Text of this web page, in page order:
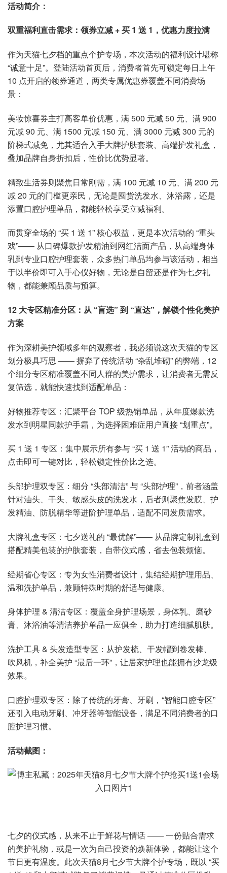
活动简介：
双重福利直击需求：领券立减 + 买 1 送 1，优惠力度拉满
作为天猫七夕档的重点个护专场，本次活动的福利设计堪称
“诚意十足”。登陆活动首页后，消费者首先可锁定每日上午
10 点开启的领券通道，两类专属优惠券覆盖不同消费场
景：
美妆惊喜券主打高客单价优惠，满 500 元减 50 元、满 900
元减 90 元、满 1500 元减 150 元、满 3000 元减 300 元的
阶梯式减免，尤其适合入手大牌护肤套装、高端护发礼盒，
叠加品牌自身折扣后，性价比优势显著。
精致生活券则聚焦日常刚需，满 100 元减 10 元、满 200 元
减 20 元的门槛更亲民，无论是囤货洗发水、沐浴露，还是
添置口腔护理单品，都能轻松享受立减福利。
而贯穿全场的 “买 1 送 1” 核心权益，更是本次活动的 “重头
戏”—— 从口碑爆款护发精油到网红洁面产品，从高端身体
乳到专业口腔护理套装，众多热门单品均参与该活动，相当
于以半价即可入手心仪好物，无论是自留还是作为七夕礼
物，都能兼顾品质与预算。
12 大专区精准分区：从 “盲选” 到 “直达”，解锁个性化美护
方案
作为深耕美护领域多年的观察者，我必须说这次天猫的专区
划分极具巧思 —— 摒弃了传统活动 “杂乱堆砌” 的弊端，12
个细分专区精准覆盖不同人群的美护需求，让消费者无需反
复筛选，就能快速找到适配单品：
好物推荐专区：汇聚平台 TOP 级热销单品，从年度爆款洗
发水到明星同款护手霜，为选择困难症用户直接 “划重点”。
买 1 送 1 专区：集中展示所有参与 “买 1 送 1” 活动的商品，
点击即可一键对比，轻松锁定性价比之选。
头部护理双专区：细分 “头部清洁” 与 “头部护理”，前者涵盖
针对油头、干头、敏感头皮的洗发水，后者则聚焦发膜、护
发精油、防脱精华等进阶护理单品，适配不同发质需求。
大牌礼盒专区：七夕送礼的 “最优解”—— 从品牌定制礼盒到
搭配精美包装的护肤套装，自带仪式感，省去包装烦恼。
经期省心专区：专为女性消费者设计，集结经期护理用品、
温和洗护单品，兼顾特殊时期的舒适与健康。
身体护理 & 清洁专区：覆盖全身护理场景，身体乳、磨砂
膏、沐浴油等清洁养护单品一应俱全，助力打造细腻肌肤。
洗护工具 & 头发造型专区：从护发梳、干发帽到卷发棒、
吹风机，补全美护 “最后一环”，让居家护理也能拥有沙龙级
效果。
口腔护理双专区：除了传统的牙膏、牙刷，“智能口腔专区”
还引入电动牙刷、冲牙器等智能设备，满足不同消费者的口
腔护理习惯。
活动截图：
七夕的仪式感，从来不止于鲜花与情话 —— 一份贴合需求
的美护礼物，或是一次为自己投资的焕新体验，都能让这个
节日更有温度。此次天猫8月七夕节大牌个护专场，既以 “买